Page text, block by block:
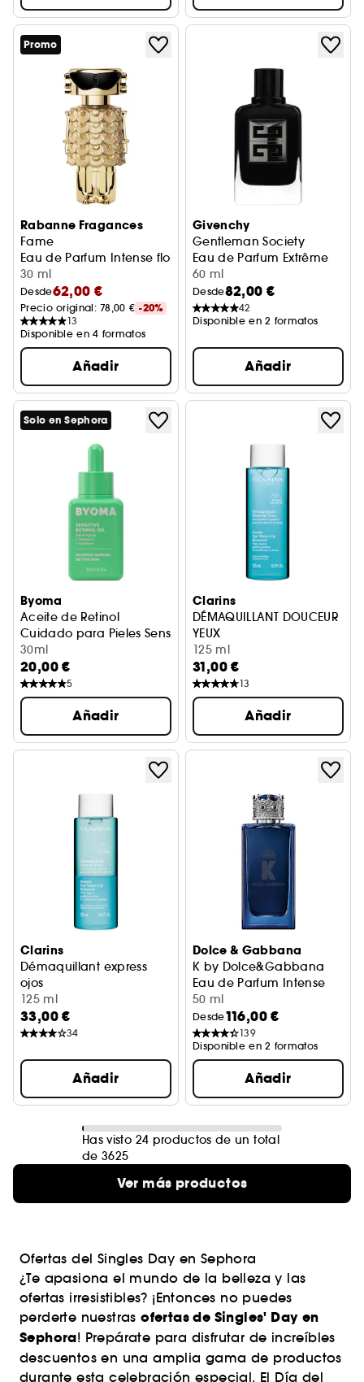
Promo
Rabanne Fragances
Fame
Eau de Parfum Intense floral y amaderado
30 ml
Desde62,00 €
Precio original: 78,00 € -20%
13
Disponible en 4 formatos
Añadir
Givenchy
Gentleman Society
Eau de Parfum Extrême
60 ml
Desde82,00 €
42
Disponible en 2 formatos
Añadir
Solo en Sephora
Byoma
Aceite de Retinol
Cuidado para Pieles Sensibles
30ml
20,00 €
5
Añadir
Clarins
DÉMAQUILLANT DOUCEUR
YEUX
Desmaquillante ojos
125 ml
31,00 €
13
Añadir
Clarins
Démaquillant express
ojos
para ojos bifásico
125 ml
33,00 €
34
Añadir
Dolce & Gabbana
K by Dolce&Gabbana
Eau de Parfum Intense
50 ml
Desde116,00 €
139
Disponible en 2 formatos
Añadir
Has visto 24 productos de un total
de 3625
Ver más productos
Ofertas del Singles Day en Sephora
¿Te apasiona el mundo de la belleza y las
ofertas irresistibles? ¡Entonces no puedes
perderte nuestrasofertas de Singles' Day en
Sephora! Prepárate para disfrutar de increíbles
descuentos en una amplia gama de productos
durante esta celebración especial. El Día del